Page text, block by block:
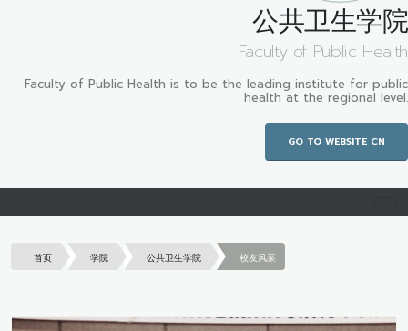
公共卫生学院
Faculty of Public Health
Faculty of Public Health is to be the leading institute for public
health at the regional level.
GO TO WEBSITE CN
首页 学院 公共卫生学院 校友风采